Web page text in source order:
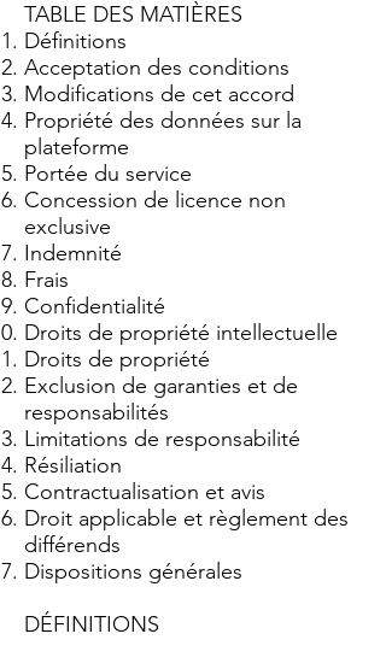
TABLE DES MATIÈRES
Définitions
Acceptation des conditions
Modifications de cet accord
Propriété des données sur la
plateforme
Portée du service
Concession de licence non
exclusive
Indemnité
Frais
Confidentialité
Droits de propriété intellectuelle
Droits de propriété
Exclusion de garanties et de
responsabilités
Limitations de responsabilité
Résiliation
Contractualisation et avis
Droit applicable et règlement des
différends
Dispositions générales
DÉFINITIONS